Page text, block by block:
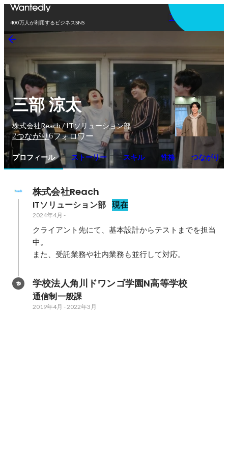
400万人が利用するビジネスSNS
アプリを使う
三部 涼太
株式会社Reach / ITソリューション部
2つながり6フォロワー
プロフィール ストーリー スキル 性格 つながり
株式会社Reach
ITソリューション部 現在
2024年4月 -
クライアント先にて、基本設計からテストまでを担当
中。
また、受託業務や社内業務も並行して対応。
学校法人角川ドワンゴ学園N高等学校
通信制一般課
2019年4月 -2022年3月